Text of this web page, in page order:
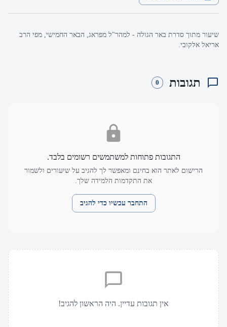
שיעור מתוך סדרת באר הגולה - למהר"ל מפראג, הבאר החמישי, מפי הרב
אריאל אלקובי.
תגובות 0
התגובות פתוחות למשתמשים רשומים בלבד.
הרישום לאתר הוא בחינם ומאפשר לך להגיב על שיעורים ולשמור
את התקדמות הלמידה שלך.
התחבר עכשיו כדי להגיב
אין תגובות עדיין. היה הראשון להגיב!